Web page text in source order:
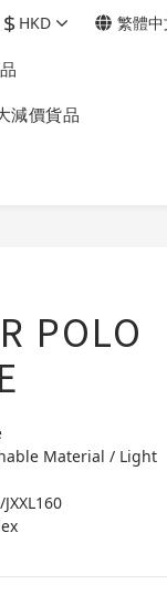
$ HKD 繁體中
減價貨品
POLO
Material / Light